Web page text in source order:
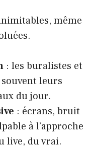
même
: les buralistes et
leurs
du jour.
: écrans, bruit
à l’approche
live, du vrai.